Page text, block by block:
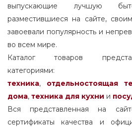
выпускающие лучшую
разместившиеся на сайте,
завоевали популярность и
во всем мире.
Каталог товаров
техника, отдельностоящая
дома, техника для кухни и
Вся представленная на
сертификаты качества и